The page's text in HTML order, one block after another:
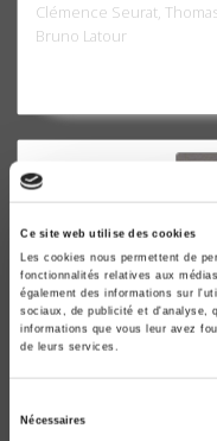
Ce site web utilise des cookies
Les cookies nous permettent de
fonctionnalités relatives aux
également des informations sur
sociaux, de publicité et d'analyse,
informations que vous leur avez
de leurs services.
Nécessaires
Clémence Seurat,
Bruno Latour
Controverses